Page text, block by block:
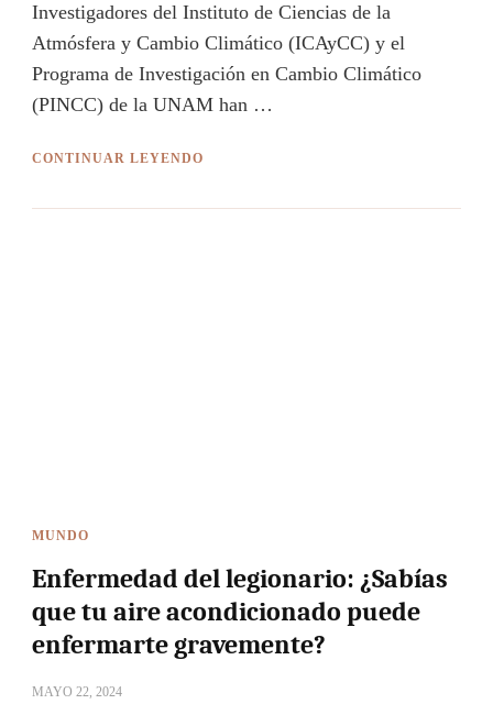
Investigadores del Instituto de Ciencias de la
Atmósfera y Cambio Climático (ICAyCC) y el
Programa de Investigación en Cambio Climático
(PINCC) de la UNAM han …
CONTINUAR LEYENDO
MUNDO
Enfermedad del legionario: ¿Sabías
que tu aire acondicionado puede
enfermarte gravemente?
MAYO 22, 2024